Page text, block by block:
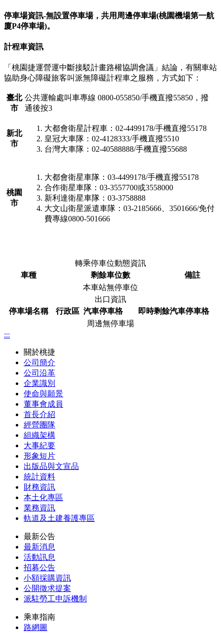
停車場資訊-無設置停車場，共用周邊停車場(桃園機場第一航
廈P4停車場)。
計程車資訊
「桃園捷運營運中斷接駁計畫路權協調會議」結論，有關車站
協助身心障礙旅客叫派無障礙計程車之服務，方式如下：
臺北
市
公共運輸處叫車專線 0800-055850/手機直撥55850，撥
通後按3
新北
市
大都會衛星計程車：02-4499178/手機直撥55178
皇冠大車隊：02-4128333/手機直撥5510
台灣大車隊：02-40588888/手機直撥55688
桃園
市
大都會衛星車隊：03-4499178/手機直撥55178
合作衛星車隊：03-3557700或3558000
新利達衛星車隊：03-3758888
大文山衛星派遣車隊：03-2185666、3501666/免付
費專線0800-501666
轉乘停車位動態資訊
車種
剩餘車位數
備註
本車站無停車位
出口資訊
停車場名稱
行政區 汽車停車格
即時剩餘汽車停車格
周邊無停車場
:::
關於桃捷
公司簡介
公司沿革
企業識別
使命與願景
董事會成員
首長介紹
經營團隊
組織架構
大事紀要
形象短片
出版品與文宣品
統計資料
財務資訊
本土化專區
業務資訊
軌道及土建養護專區
最新公告
最新消息
活動訊息
招募公告
小額採購資訊
公開徵求提案
派駐勞工申訴機制
乘車指南
路網圖